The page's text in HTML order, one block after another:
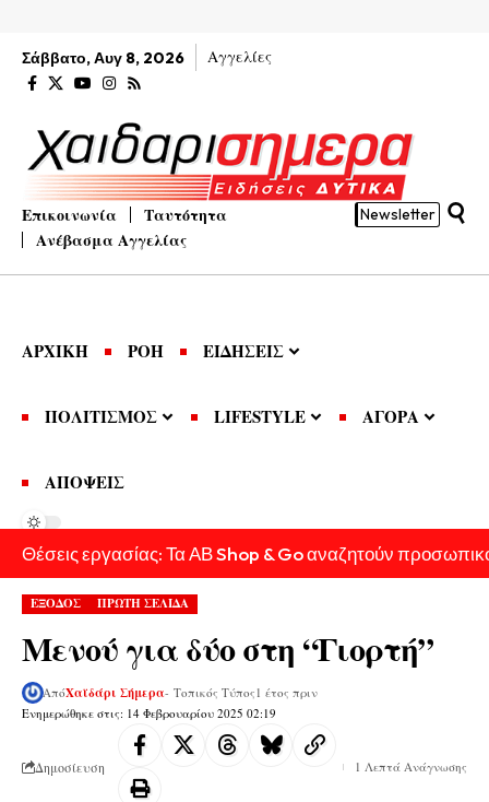
Σάββατο, Αυγ 8, 2026 Αγγελίες
Επικοινωνία
Ταυτότητα
Ανέβασμα Αγγελίας
Newsletter
ΑΡΧΙΚΗ ΡΟΗ ΕΙΔΗΣΕΙΣ
ΠΟΛΙΤΙΣΜΟΣ LIFESTYLE ΑΓΟΡΑ
ΑΠΟΨΕΙΣ
Θέσεις εργασίας: Τα ΑΒ Shop & Go αναζητούν
ΕΞΟΔΟΣ ΠΡΩΤΗ ΣΕΛΙΔΑ
Μενού για δύο στη “Γιορτή”
Ενημερώθηκε στις: 14 Φεβρουαρίου 2025 02:19
ΑπόΧαϊδάρι Σήμερα- Τοπικός Τύπος 1 έτος πριν
Δημοσίευση 1 Λεπτά Ανάγνωσης